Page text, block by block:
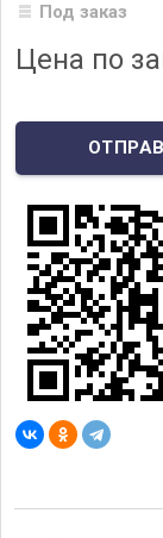
Под заказ
Цена по